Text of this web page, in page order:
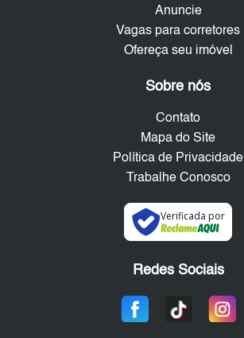
Anuncie
Vagas para corretores
Ofereça seu imóvel
Sobre nós
Contato
Mapa do Site
Política de Privacidade
Trabalhe Conosco
Verificada por
Redes Sociais